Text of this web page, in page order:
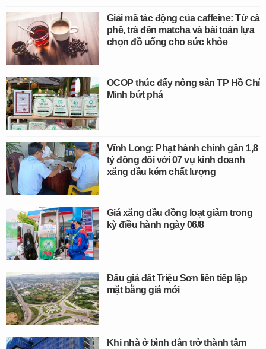
Giải mã tác động của caffeine: Từ cà
phê, trà đến matcha và bài toán lựa
chọn đồ uống cho sức khỏe
OCOP thúc đẩy nông sản TP Hồ Chí
Minh bứt phá
Vĩnh Long: Phạt hành chính gần 1,8
tỷ đồng đối với 07 vụ kinh doanh
xăng dầu kém chất lượng
Giá xăng dầu đồng loạt giảm trong
kỳ điều hành ngày 06/8
Đấu giá đất Triệu Sơn liên tiếp lập
mặt bằng giá mới
Khi nhà ở bình dân trở thành tâm